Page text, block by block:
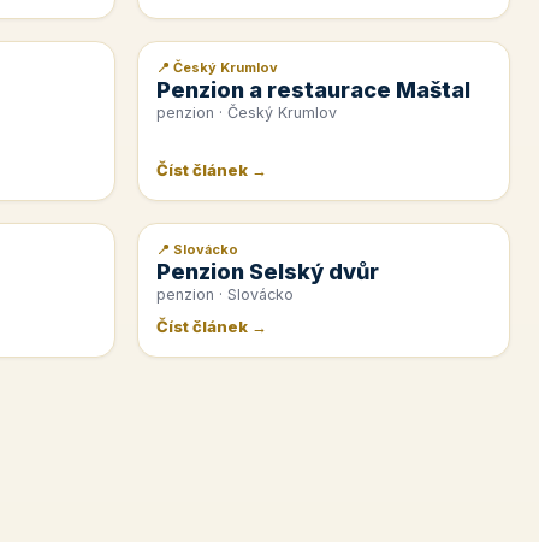
📰 PR článek
📍 Český Krumlov
Penzion a restaurace Maštal
penzion · Český Krumlov
Číst článek →
📰 PR článek
📍 Slovácko
Penzion Selský dvůr
penzion · Slovácko
Číst článek →